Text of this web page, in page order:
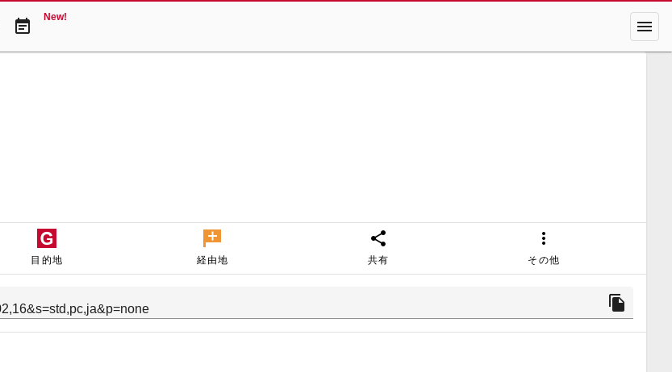
event_note New! menu
目的地 経由地
share
共有
more_vert
その他
file_copy